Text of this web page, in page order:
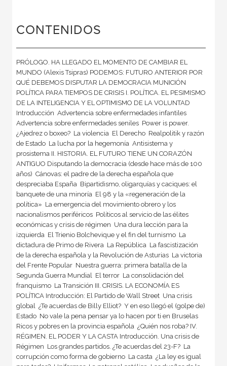
CONTENIDOS
PRÓLOGO. HA LLEGADO EL MOMENTO DE CAMBIAR EL
MUNDO (Alexis Tsipras) PODEMOS: FUTURO ANTERIOR POR
QUÉ DEBEMOS DISPUTAR LA DEMOCRACIA MUNICIÓN
POLÍTICA PARA TIEMPOS DE CRISIS I. POLÍTICA. EL PESIMISMO
DE LA INTELIGENCIA Y EL OPTIMISMO DE LA VOLUNTAD
Introducción  Advertencia sobre enfermedades infantiles 
Advertencia sobre enfermedades seniles  Power is power.
¿Ajedrez o boxeo?  La violencia  El Derecho  Realpolitik y razón
de Estado  La lucha por la hegemonía  Antisistema y
prosistema II. HISTORIA. EL FUTURO TIENE UN CORAZÓN
ANTIGUO Disputando la democracia (desde hace más de 100
años)  Cánovas: el padre de la derecha española que
despreciaba España  Bipartidismo, oligarquías y caciques: el
banquete de una minoría  El 98 y la «regeneración de la
política»  La emergencia del movimiento obrero y los
nacionalismos periféricos  Políticos al servicio de las élites
económicas y crisis de régimen  Una dura lección para la
izquierda  El Trienio Bolchevique y el fin del turnismo  La
dictadura de Primo de Rivera  La República  La fascistización
de la derecha española y la Revolución de Asturias  La victoria
del Frente Popular  Nuestra guerra: primera batalla de la
Segunda Guerra Mundial  El terror  La consolidación del
franquismo  La Transición III. CRISIS. LA ECONOMÍA ES
POLÍTICA Introducción: El Partido de Wall Street  Una crisis
global  ¿Te acuerdas de Billy Elliot?  Y en eso llegó el (golpe de)
Estado  No vale la pena pensar ya lo hacen por ti en Bruselas 
Ricos y pobres en la provincia española  ¿Quién nos roba? IV.
RÉGIMEN. EL PODER Y LA CASTA Introducción. Una crisis de
Régimen  Los grandes partidos. ¿Te acuerdas del 23-F?  La
corrupción como forma de gobierno  La casta  ¿La ley es igual